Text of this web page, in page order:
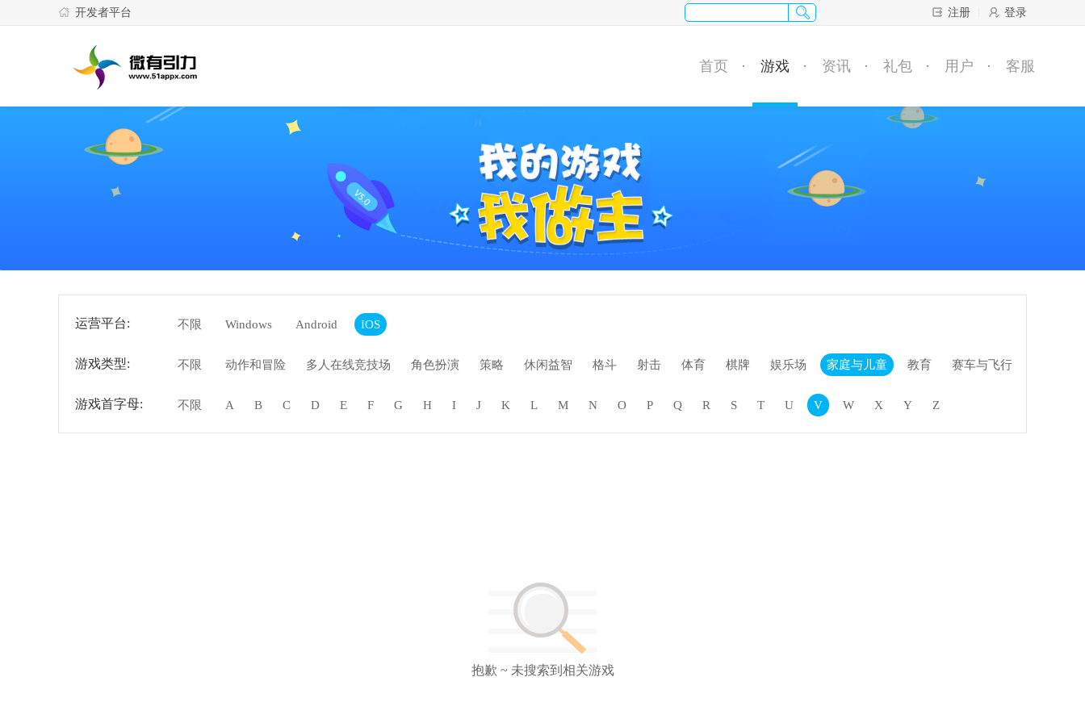
开发者平台 注册 登录
首页 游戏 资讯 礼包 用户 客服
运营平台: 不限 Windows Android IOS
游戏类型: 不限 动作和冒险 多人在线竞技场 角色扮演 策略 休闲益智 格斗 射击 体育 棋牌 娱乐场 家庭与儿童 教育 赛车与飞行
游戏首字母: 不限 A B C D E F G H I J K L M N O P Q R S T U V W X Y Z
抱歉 ~ 未搜索到相关游戏